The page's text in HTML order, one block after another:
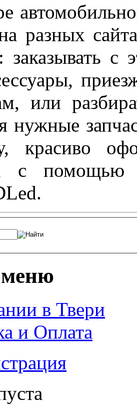
разных
заказывать с
или
нужные
красиво
с помощью
меню
в Твери
и Оплата